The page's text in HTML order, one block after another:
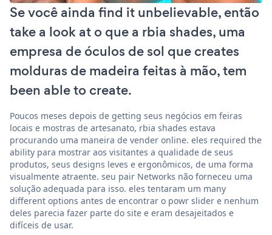
Se você ainda find it unbelievable, então
take a look at o que a rbia shades, uma
empresa de óculos de sol que creates
molduras de madeira feitas à mão, tem
been able to create.
Poucos meses depois de getting seus negócios em feiras
locais e mostras de artesanato, rbia shades estava
procurando uma maneira de vender online. eles required the
ability para mostrar aos visitantes a qualidade de seus
produtos, seus designs leves e ergonômicos, de uma forma
visualmente atraente. seu pair Networks não forneceu uma
solução adequada para isso. eles tentaram um many
different options antes de encontrar o powr slider e nenhum
deles parecia fazer parte do site e eram desajeitados e
difíceis de usar.